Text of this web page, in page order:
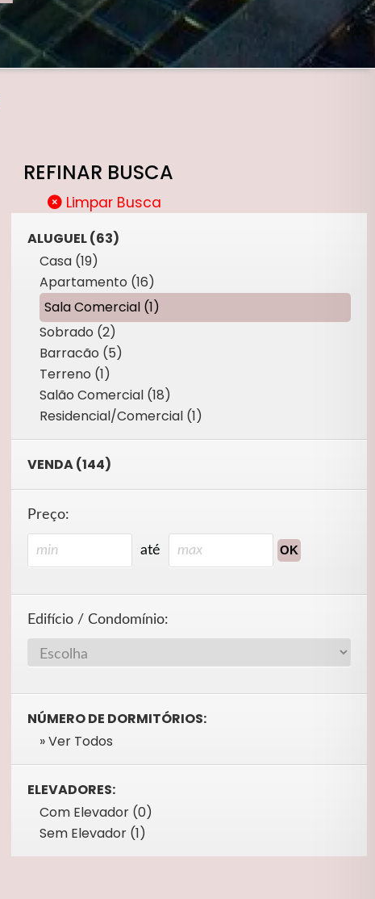
REFINAR BUSCA
Limpar Busca
ALUGUEL (63)
Casa (19)
Apartamento (16)
Sala Comercial (1)
Sobrado (2)
Barracão (5)
Terreno (1)
Salão Comercial (18)
Residencial/Comercial (1)
VENDA (144)
Preço:
até
Edifício / Condomínio:
NÚMERO DE DORMITÓRIOS:
» Ver Todos
ELEVADORES:
Com Elevador (0)
Sem Elevador (1)